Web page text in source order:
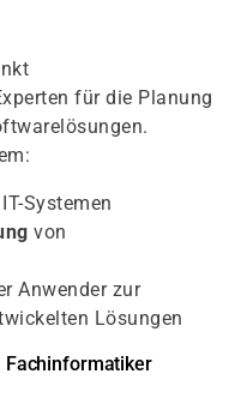
für die Planung
Systemen
von
Anwender zur
Lösungen
Fachinformatiker